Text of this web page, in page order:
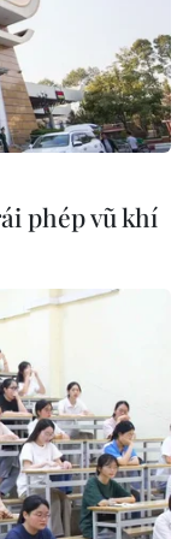
phép vũ khí